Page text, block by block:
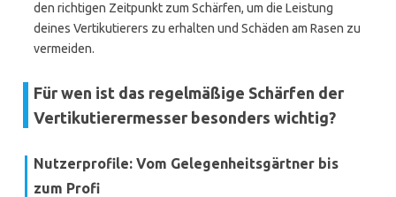
den richtigen Zeitpunkt zum Schärfen, um die Leistung
deines Vertikutierers zu erhalten und Schäden am Rasen zu
vermeiden.
Für wen ist das regelmäßige Schärfen der
Vertikutierermesser besonders wichtig?
Nutzerprofile: Vom Gelegenheitsgärtner bis
zum Profi